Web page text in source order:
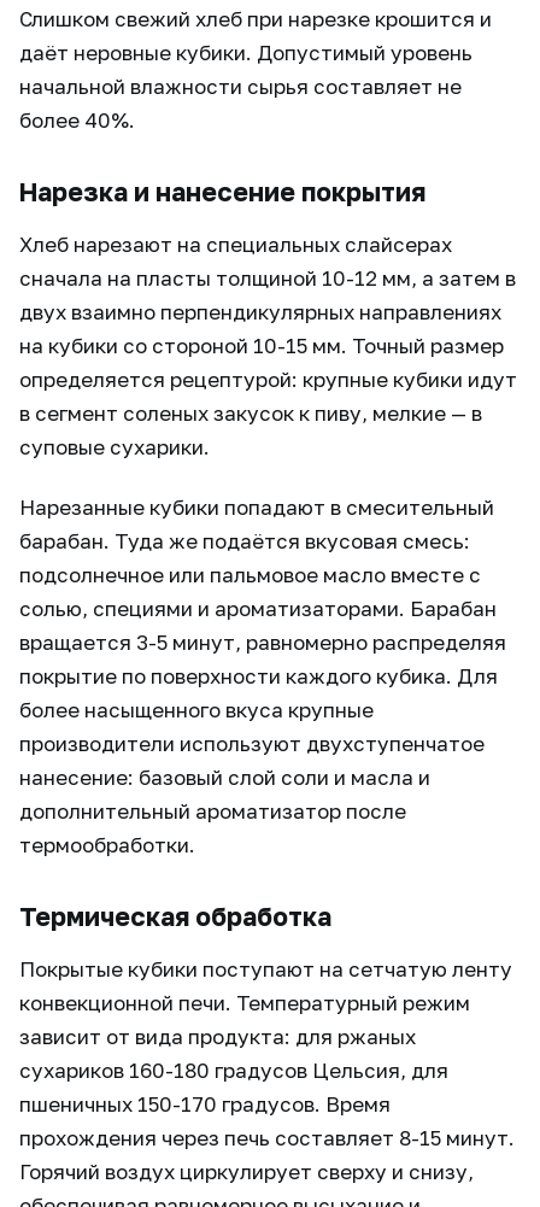
Слишком свежий хлеб при нарезке крошится и
даёт неровные кубики. Допустимый уровень
начальной влажности сырья составляет не
более 40%.
Нарезка и нанесение покрытия
Хлеб нарезают на специальных слайсерах
сначала на пласты толщиной 10-12 мм, а затем в
двух взаимно перпендикулярных направлениях
на кубики со стороной 10-15 мм. Точный размер
определяется рецептурой: крупные кубики идут
в сегмент соленых закусок к пиву, мелкие — в
суповые сухарики.
Нарезанные кубики попадают в смесительный
барабан. Туда же подаётся вкусовая смесь:
подсолнечное или пальмовое масло вместе с
солью, специями и ароматизаторами. Барабан
вращается 3-5 минут, равномерно распределяя
покрытие по поверхности каждого кубика. Для
более насыщенного вкуса крупные
производители используют двухступенчатое
нанесение: базовый слой соли и масла и
дополнительный ароматизатор после
термообработки.
Термическая обработка
Покрытые кубики поступают на сетчатую ленту
конвекционной печи. Температурный режим
зависит от вида продукта: для ржаных
сухариков 160-180 градусов Цельсия, для
пшеничных 150-170 градусов. Время
прохождения через печь составляет 8-15 минут.
Горячий воздух циркулирует сверху и снизу,